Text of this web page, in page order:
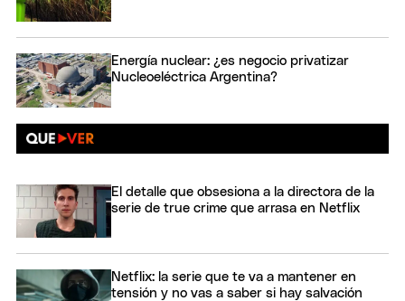
Energía nuclear: ¿es negocio privatizar
Nucleoeléctrica Argentina?
El detalle que obsesiona a la directora de la
serie de true crime que arrasa en Netflix
Netflix: la serie que te va a mantener en
tensión y no vas a saber si hay salvación